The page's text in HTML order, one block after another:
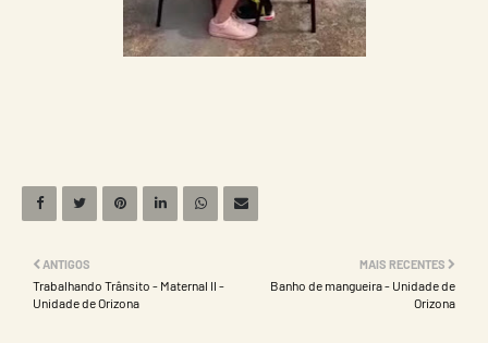
MAIS RECENTES
Banho de mangueira - Unidade de
Orizona
ANTIGOS
Trabalhando Trânsito - Maternal II -
Unidade de Orizona